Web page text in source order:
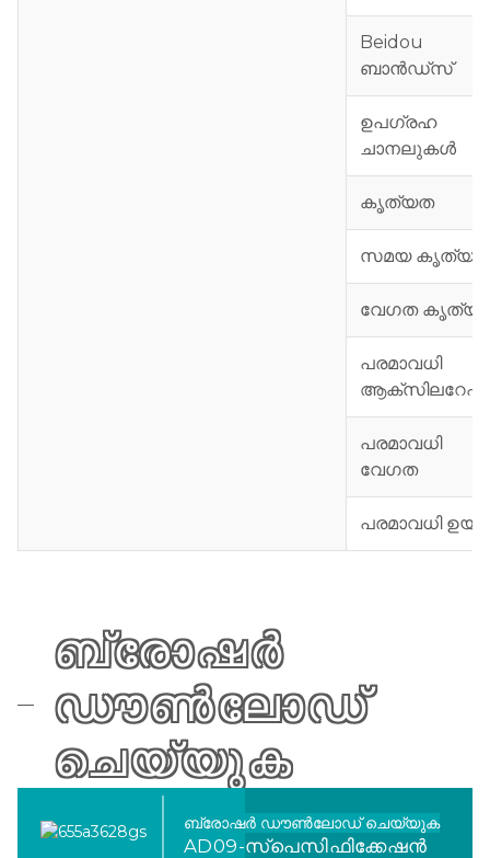
Beidou
ബാൻഡ്സ്
ഉപഗ്രഹ
ചാനലുകൾ
കൃത്യത
സമയ കൃത്യത
വേഗത
പരമാവധി
പരമാവധി
വേഗത
പരമാവധി
ബ്രോഷർ
ഡൗൺലോഡ്
ചെയ്യുക
ബ്രോഷർ ഡൗൺലോഡ് ചെയ്യുക
AD09-സ്പെസിഫിക്കേഷൻ